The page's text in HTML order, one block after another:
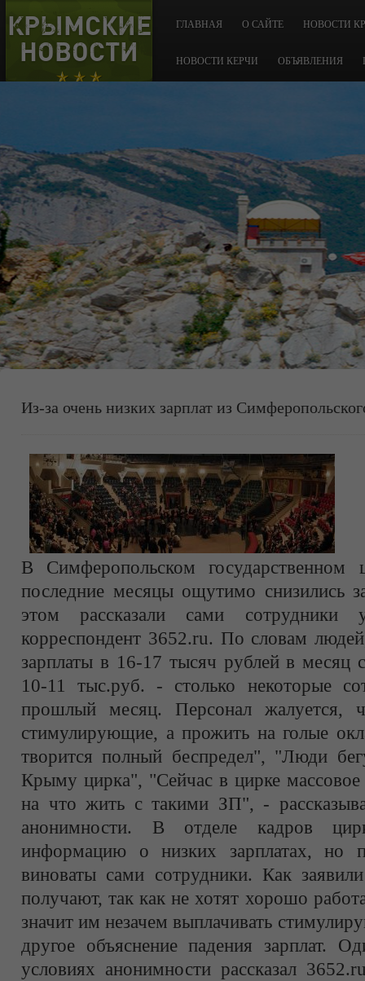
КРЫМСКИЕ
НОВОСТИ
ГЛАВНАЯ О САЙТЕ НОВОСТИ
НОВОСТИ КЕРЧИ ОБЪЯВЛЕНИЯ
Из-за очень низких зарплат из
В Симферопольском
последние месяцы ощутимо снизились
этом рассказали сами сотрудники
корреспондент 3652.ru. По словам
зарплаты в 16-17 тысяч рублей в месяц
10-11 тыс.руб. - столько некоторые
прошлый месяц. Персонал жалуется,
стимулирующие, а прожить на голые
творится полный беспредел", "Люди
Крыму цирка", "Сейчас в цирке
на что жить с такими ЗП", -
анонимности. В отделе кадров
информацию о низких зарплатах, но
виноваты сами сотрудники. Как
получают, так как не хотят хорошо
значит им незачем выплачивать
другое объяснение падения зарплат.
условиях анонимности рассказал